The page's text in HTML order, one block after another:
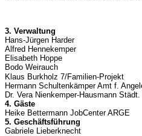
3. Verwaltung
Hans-Jürgen Harder
Alfred Hennekemper
Elisabeth Hoppe
Bodo Weirauch
Klaus Burkholz 7/Familien-Projekt
Hermann Schultenkämper Amt f.
Dr. Vera Nienkemper-Hausmann
4. Gäste
Heike Bettermann JobCenter ARGE
5. Geschäftsführung
Gabriele Lieberknecht